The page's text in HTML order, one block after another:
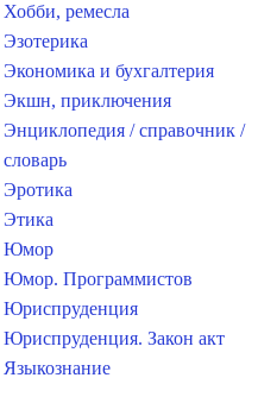
Хобби, ремесла
Эзотерика
Экономика и бухгалтерия
Экшн, приключения
Энциклопедия / справочник /
словарь
Эротика
Этика
Юмор
Юмор. Программистов
Юриспруденция
Юриспруденция. Закон акт
Языкознание